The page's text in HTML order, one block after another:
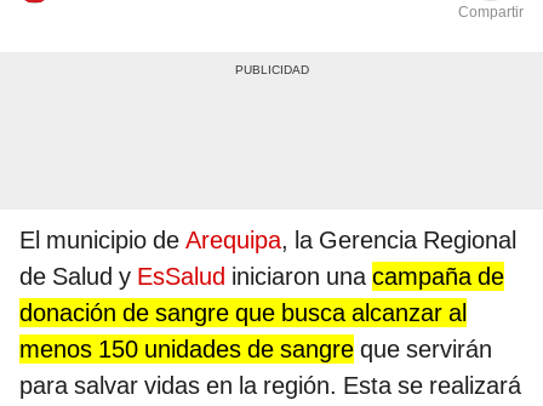
Compartir
El municipio de Arequipa, la Gerencia Regional
de Salud y EsSalud iniciaron unacampaña de
donación de sangre que busca alcanzar al
menos 150 unidades de sangre que servirán
para salvar vidas en la región. Esta se realizará